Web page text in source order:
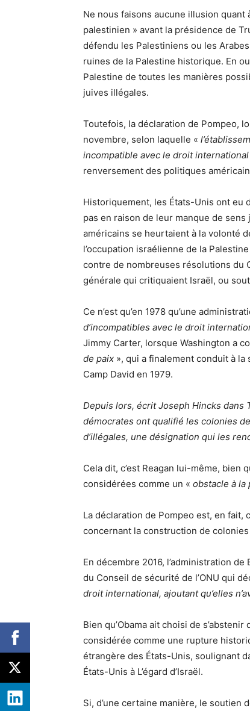
Ne nous faisons aucune illusion
palestinien » avant la présidence de
défendu les Palestiniens ou les Arabes
ruines de la Palestine historique. En
Palestine de toutes les manières
juives illégales.
Toutefois, la déclaration de Pompeo,
novembre, selon laquelle «
incompatible avec le droit international
renversement des politiques
Historiquement, les États-Unis ont eu
pas en raison de leur manque de
américains se heurtaient à la volonté
l’occupation israélienne de la
contre de nombreuses résolutions du
générale qui critiquaient Israël, ou
Ce n’est qu’en 1978 qu’une
d’incompatibles avec le droit
Jimmy Carter, lorsque Washington a
de paix », qui a finalement conduit à
Camp David en 1979.
Depuis lors, écrit Joseph Hincks dans
démocrates ont qualifié les colonies
d’illégales, une désignation qui les
Cela dit, c’est Reagan lui-même, bien
considérées comme un « obstacle à la
La déclaration de Pompeo est, en
concernant la construction de
En décembre 2016, l’administration
du Conseil de sécurité de l’ONU qui
droit international, ajoutant qu’elles
Bien qu’Obama ait choisi de
considérée comme une rupture
étrangère des États-Unis, soulignant
États-Unis à L’égard d’Israël.
Si, d’une certaine manière, le soutien